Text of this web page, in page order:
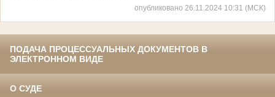
опубликовано 26.11.2024 10:31 (МСК)
ПОДАЧА ПРОЦЕССУАЛЬНЫХ ДОКУМЕНТОВ В
ЭЛЕКТРОННОМ ВИДЕ
О СУДЕ